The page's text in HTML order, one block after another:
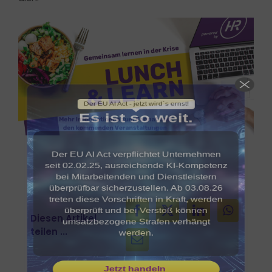
Diesen Artikel
teilen ...
treten diese Vorschriften in Kraft, werden
überprüft und bei Verstoß können
umsatzbezogene Strafen verhängt
werden.
Jetzt handeln
Powered by Convert Plus